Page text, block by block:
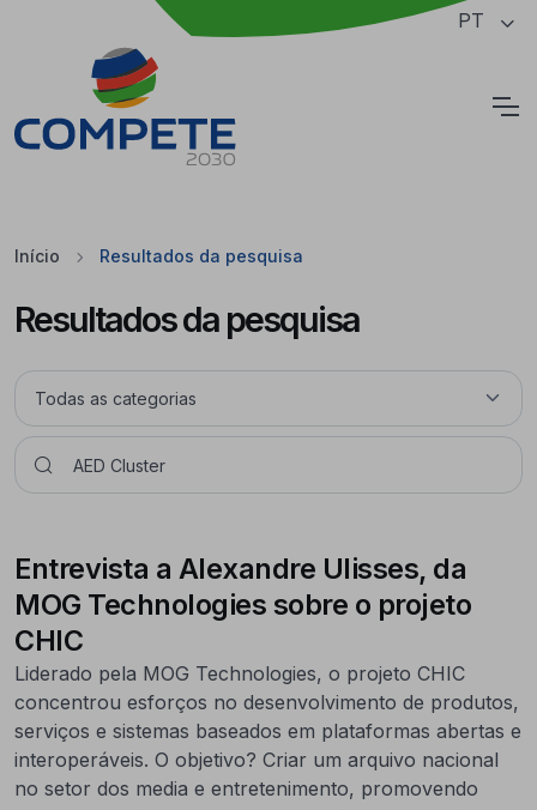
Saltar para o conteúdo principal da página PT
Início Resultados da pesquisa
Resultados da pesquisa
Entrevista a Alexandre Ulisses, da
MOG Technologies sobre o projeto
CHIC
Liderado pela MOG Technologies, o projeto CHIC
concentrou esforços no desenvolvimento de produtos,
serviços e sistemas baseados em plataformas abertas e
interoperáveis. O objetivo? Criar um arquivo nacional
no setor dos media e entretenimento, promovendo